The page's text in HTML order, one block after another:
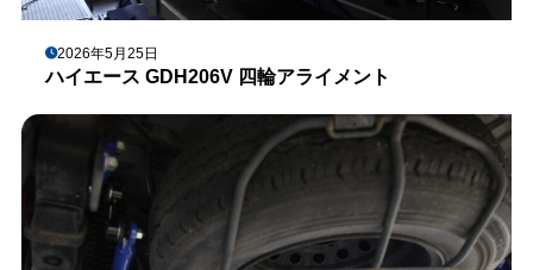
2026年5月25日
ハイエース GDH206V 四輪アライメント